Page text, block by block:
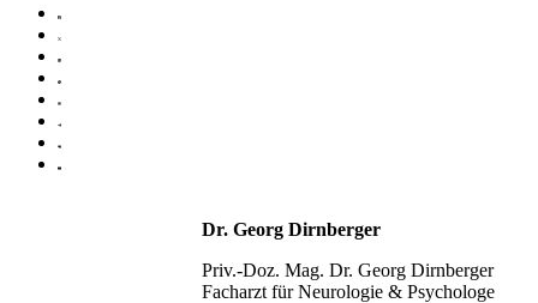
Dr. Georg Dirnberger
Priv.-Doz. Mag. Dr. Georg Dirnberger
Facharzt für Neurologie & Psychologe